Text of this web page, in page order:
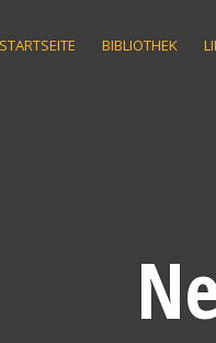
STARTSEITE BIBLIOTHEK